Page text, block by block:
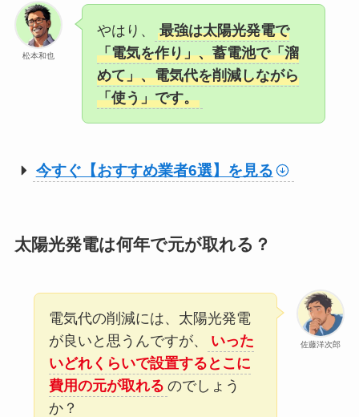
松本和也
やはり、
最強は太陽光発電で
「電気を作り」、蓄電池で「溜
めて」、電気代を削減しながら
「使う」です。
今すぐ【おすすめ業者6選】を見る
太陽光発電は何年で元が取れる？
佐藤洋次郎
電気代の削減には、太陽光発電
が良いと思うんですが、
いった
いどれくらいで設置するとこに
費用の元が取れる のでしょう
か？